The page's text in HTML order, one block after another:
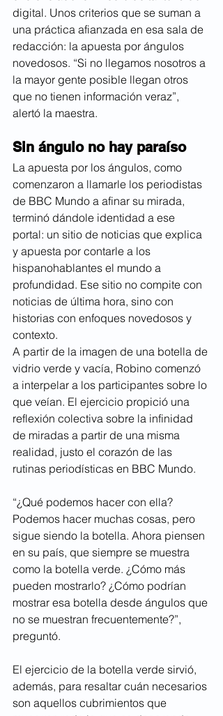
digital. Unos criterios que se suman a
una práctica afianzada en esa sala de
redacción: la apuesta por ángulos
novedosos. “Si no llegamos nosotros a
la mayor gente posible llegan otros
que no tienen información veraz”,
alertó la maestra.
Sin ángulo no hay paraíso
La apuesta por los ángulos, como
comenzaron a llamarle los periodistas
de BBC Mundo a afinar su mirada,
terminó dándole identidad a ese
portal: un sitio de noticias que explica
y apuesta por contarle a los
hispanohablantes el mundo a
profundidad. Ese sitio no compite con
noticias de última hora, sino con
historias con enfoques novedosos y
contexto.
A partir de la imagen de una botella de
vidrio verde y vacía, Robino comenzó
a interpelar a los participantes sobre lo
que veían. El ejercicio propició una
reflexión colectiva sobre la infinidad
de miradas a partir de una misma
realidad, justo el corazón de las
rutinas periodísticas en BBC Mundo.
“¿Qué podemos hacer con ella?
Podemos hacer muchas cosas, pero
sigue siendo la botella. Ahora piensen
en su país, que siempre se muestra
como la botella verde. ¿Cómo más
pueden mostrarlo? ¿Cómo podrían
mostrar esa botella desde ángulos que
no se muestran frecuentemente?”,
preguntó.
El ejercicio de la botella verde sirvió,
además, para resaltar cuán necesarios
son aquellos cubrimientos que